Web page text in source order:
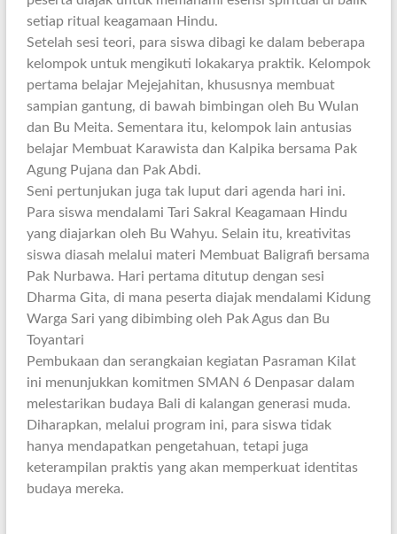
setiap ritual keagamaan Hindu.
Setelah sesi teori, para siswa dibagi ke dalam beberapa
kelompok untuk mengikuti lokakarya praktik. Kelompok
pertama belajar Mejejahitan, khususnya membuat
sampian gantung, di bawah bimbingan oleh Bu Wulan
dan Bu Meita. Sementara itu, kelompok lain antusias
belajar Membuat Karawista dan Kalpika bersama Pak
Agung Pujana dan Pak Abdi.
Seni pertunjukan juga tak luput dari agenda hari ini.
Para siswa mendalami Tari Sakral Keagamaan Hindu
yang diajarkan oleh Bu Wahyu. Selain itu, kreativitas
siswa diasah melalui materi Membuat Baligrafi bersama
Pak Nurbawa. Hari pertama ditutup dengan sesi
Dharma Gita, di mana peserta diajak mendalami Kidung
Warga Sari yang dibimbing oleh Pak Agus dan Bu
Toyantari
Pembukaan dan serangkaian kegiatan Pasraman Kilat
ini menunjukkan komitmen SMAN 6 Denpasar dalam
melestarikan budaya Bali di kalangan generasi muda.
Diharapkan, melalui program ini, para siswa tidak
hanya mendapatkan pengetahuan, tetapi juga
keterampilan praktis yang akan memperkuat identitas
budaya mereka.